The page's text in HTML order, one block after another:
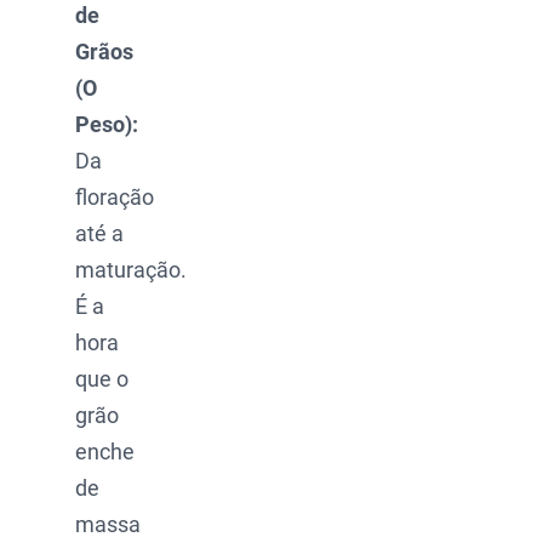
de
Grãos
(O
Peso):
Da
floração
até a
maturação.
É a
hora
que o
grão
enche
de
massa